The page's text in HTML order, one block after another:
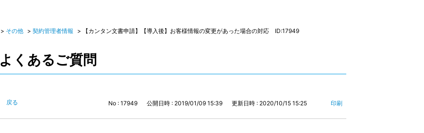
> その他 > 契約管理者情報 > 【カンタン文書申請】【導入後】お客様情報の変更があった場合の対応 ID:17949
よくあるご質問
戻る No : 17949 公開日時 : 2019/01/09 15:39 更新日時 : 2020/10/15 15:25 印刷